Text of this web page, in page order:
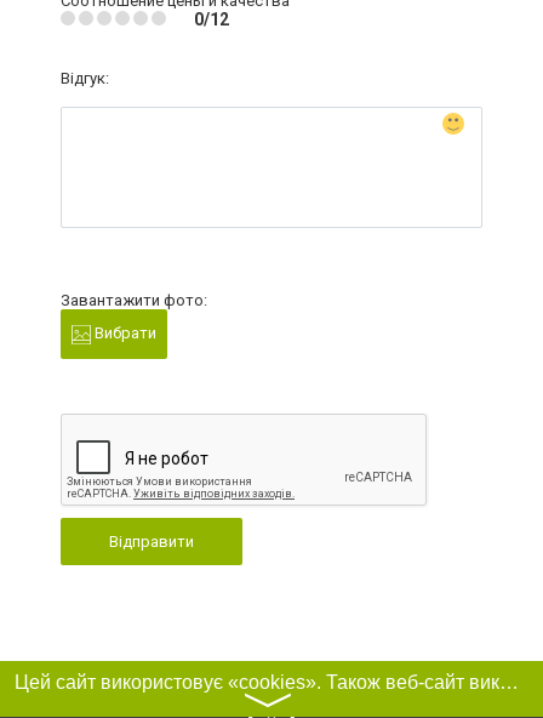
0/12
Відгук:
Завантажити фото:
Вибрати
Відправити
Цей сайт використовує «cookies». Також веб-сайт використовує інтернет-сервіс для збору технічних даних стосовно відвідувачів з метою отримання маркетингової та статистичної інформації. Умови обробки даних відвідувачів сайту див.
〉